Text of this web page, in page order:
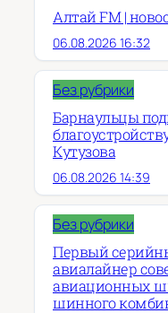
Алтай FM |
06.08.2026 16:32
Без рубрики
Барнаульцы
Кутузова
06.08.2026 14:39
Без рубрики
Первый
авиалайнер
авиационных
шинного